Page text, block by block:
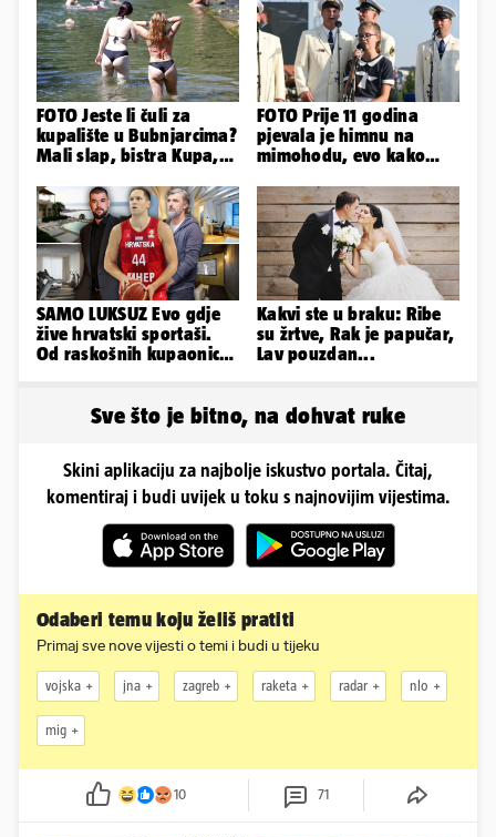
FOTO Jeste li čuli za
kupalište u Bubnjarcima?
Mali slap, bistra Kupa,
idila!
FOTO Prije 11 godina
pjevala je himnu na
mimohodu, evo kako
Negovetić
SAMO LUKSUZ Evo gdje
žive hrvatski sportaši.
Od raskošnih kupaonica
Kakvi ste u braku: Ribe
su žrtve, Rak je papučar,
Lav pouzdan...
Sve što je bitno, na dohvat ruke
Skini aplikaciju za najbolje iskustvo portala. Čitaj,
komentiraj i budi uvijek u toku s najnovijim vijestima.
Odaberi temu koju želiš pratiti
Primaj sve nove vijesti o temi i budi u tijeku
vojska jna zagreb raketa radar nlo
mig
10 71